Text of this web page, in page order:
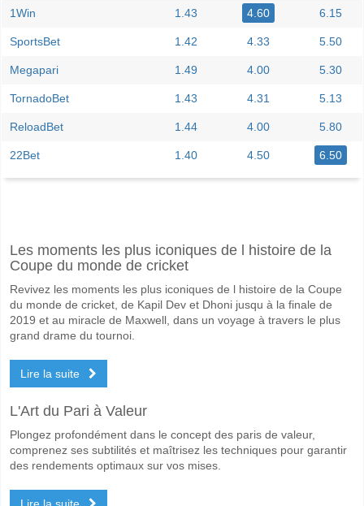
1Win 1.43 4.60 6.15
SportsBet 1.42 4.33 5.50
Megapari 1.49 4.00 5.30
TornadoBet 1.43 4.31 5.13
ReloadBet 1.44 4.00 5.80
22Bet 1.40 4.50 6.50
Le match entre AB Copenhagen v Thisted FC 06 June 2026 13:00.
AB Copenhagen pour le Gagnant du match, avec une probabilité de
Les deux équipes marqueront-elles dans le match AB
Oui pour Les Deux Équipes Marquent, avec un pourcentage de 61%.
Quel sera le résultat correct attendu entre AB
Sur le côté risqué, vous pouvez essayer le Résultat Correct de 3-1
Les moments les plus iconiques de l histoire de la
Coupe du monde de cricket
Revivez les moments les plus iconiques de l histoire de la Coupe
du monde de cricket, de Kapil Dev et Dhoni jusqu à la finale de
2019 et au miracle de Maxwell, dans un voyage à travers le plus
grand drame du tournoi.
Lire la suite
L'Art du Pari à Valeur
Plongez profondément dans le concept des paris de valeur,
comprenez ses subtilités et maîtrisez les techniques pour garantir
des rendements optimaux sur vos mises.